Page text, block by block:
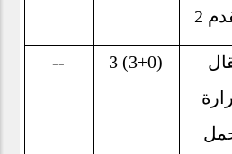
2
3 (3+0)
--